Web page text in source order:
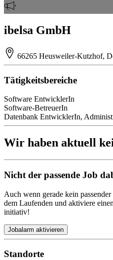
ibelsa GmbH
66265 Heusweiler-Kutzhof,
Tätigkeitsbereiche
Software EntwicklerIn
Software-BetreuerIn
Datenbank EntwicklerIn,
Wir haben aktuell
Nicht der passende Job
Auch wenn gerade kein
dem Laufenden und aktiviere
initiativ!
Jobalarm aktivieren
Standorte